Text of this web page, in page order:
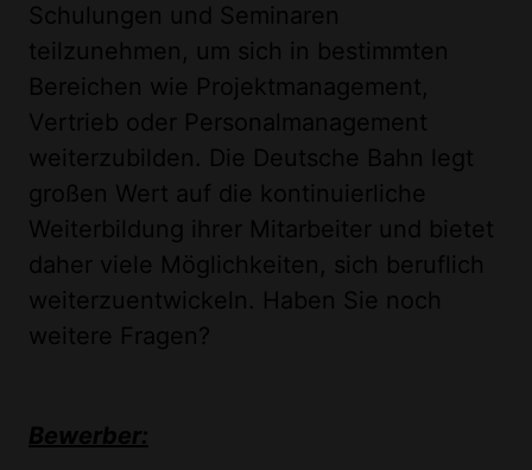
Schulungen und Seminaren
teilzunehmen, um sich in bestimmten
Bereichen wie Projektmanagement,
Vertrieb oder Personalmanagement
weiterzubilden. Die Deutsche Bahn legt
großen Wert auf die kontinuierliche
Weiterbildung ihrer Mitarbeiter und bietet
daher viele Möglichkeiten, sich beruflich
weiterzuentwickeln. Haben Sie noch
weitere Fragen?
Bewerber: